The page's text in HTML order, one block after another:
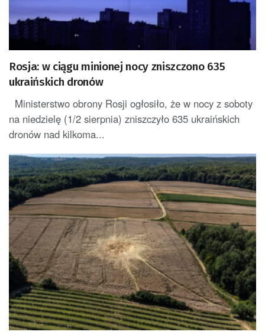
Rosja: w ciągu minionej nocy zniszczono 635
ukraińskich dronów
Ministerstwo obrony Rosji ogłosiło, że w nocy z soboty
na niedzielę (1/2 sierpnia) zniszczyło 635 ukraińskich
dronów nad kilkoma...